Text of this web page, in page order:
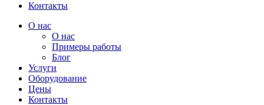
Контакты
О нас
О нас
Примеры работы
Блог
Услуги
Оборудование
Цены
Контакты